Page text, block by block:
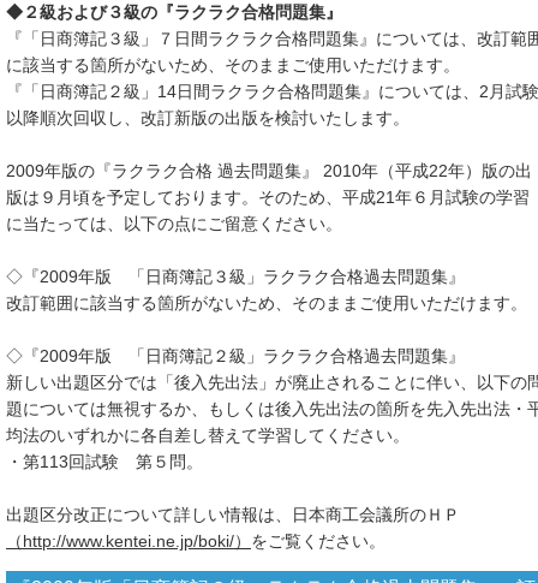
◆２級および３級の『ラクラク合格問題集』
『「日商簿記３級」７日間ラクラク合格問題集』については、改訂範
に該当する箇所がないため、そのままご使用いただけます。
『「日商簿記２級」14日間ラクラク合格問題集』については、2月試験
以降順次回収し、改訂新版の出版を検討いたします。
2009年版の『ラクラク合格 過去問題集』 2010年（平成22年）版の出
版は９月頃を予定しております。そのため、平成21年６月試験の学習
に当たっては、以下の点にご留意ください。
◇『2009年版 「日商簿記３級」ラクラク合格過去問題集』
改訂範囲に該当する箇所がないため、そのままご使用いただけます。
◇『2009年版 「日商簿記２級」ラクラク合格過去問題集』
新しい出題区分では「後入先出法」が廃止されることに伴い、以下の
題については無視するか、もしくは後入先出法の箇所を先入先出法・
均法のいずれかに各自差し替えて学習してください。
・第113回試験 第５問。
出題区分改正について詳しい情報は、日本商工会議所のＨＰ
（http://www.kentei.ne.jp/boki/） をご覧ください。